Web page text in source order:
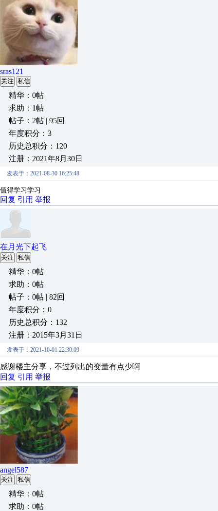
sras121
关注 私信
精华：0帖
求助：1帖
帖子：2帖 | 95回
年度积分：3
历史总积分：120
注册：2021年8月30日
发表于：2021-08-30 16:25:48
值得学习学习
回复 引用 举报
在月光下起飞
关注 私信
精华：0帖
求助：0帖
帖子：0帖 | 82回
年度积分：0
历史总积分：132
注册：2015年3月31日
发表于：2021-10-01 22:30:09
感谢楼主分享，不过列出的变量有点少啊
回复 引用 举报
angel587
关注 私信
精华：0帖
求助：0帖